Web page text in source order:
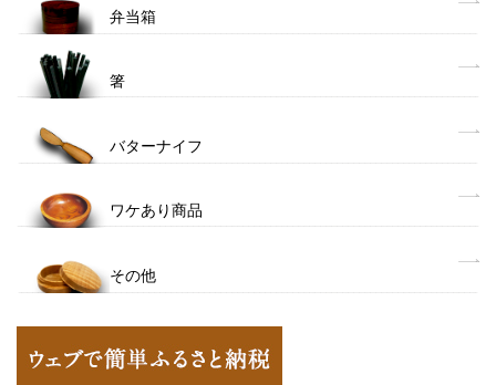
弁当箱
箸
バターナイフ
ワケあり商品
その他